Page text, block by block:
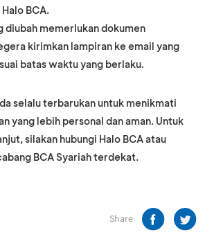
BCA.
diubah memerlukan dokumen
kirimkan lampiran ke email yang
batas waktu yang berlaku.
selalu terbarukan untuk menikmati
yang lebih personal dan aman. Untuk
silakan hubungi Halo BCA atau
BCA Syariah terdekat.
Share